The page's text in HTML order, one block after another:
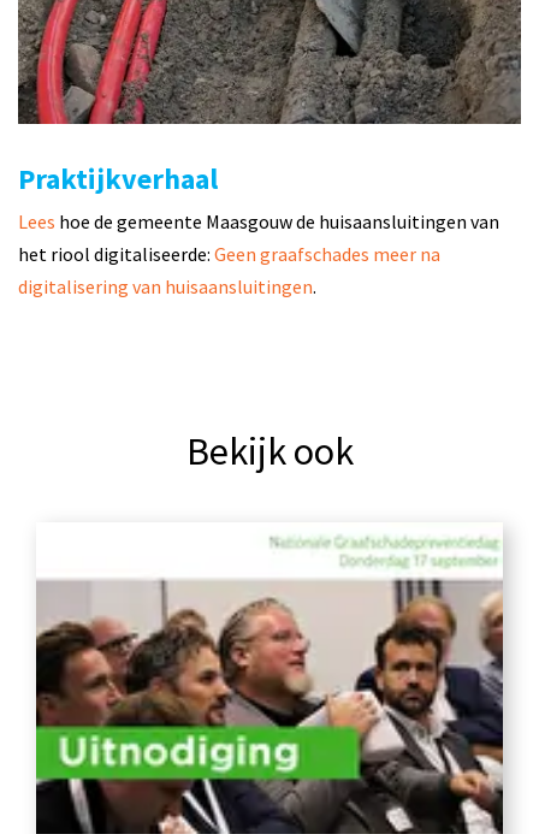
Praktijkverhaal
Lees hoe de gemeente Maasgouw de huisaansluitingen van
het riool digitaliseerde: Geen graafschades meer na
digitalisering van huisaansluitingen.
Bekijk ook